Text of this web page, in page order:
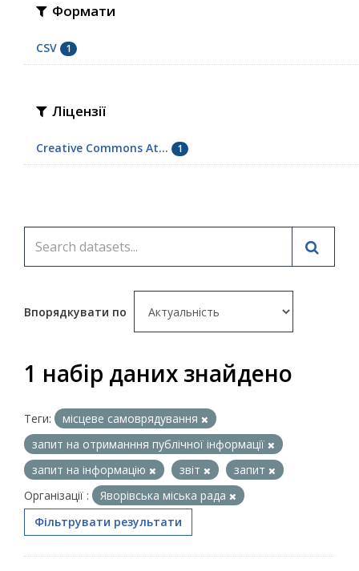
Формати
CSV 1
Ліцензії
Creative Commons At... 1
Впорядкувати по
1 набір даних знайдено
Теги:
місцеве самоврядування
запит на отриманння публічної інформації
запит на інформацію
звіт
запит
Організації :
Яворівська міська рада
Фільтрувати результати